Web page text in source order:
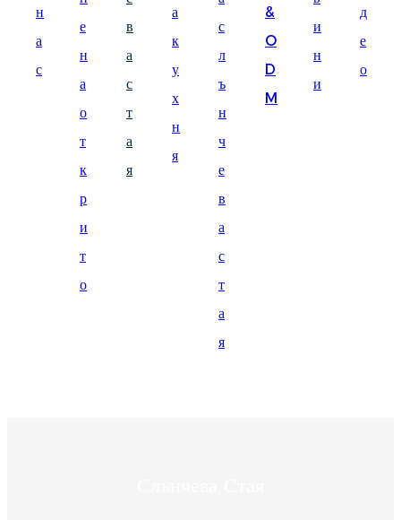
Suomi
lietuvių
н
а
с
е
н
а
о
т
к
р
и
т
о
в
а
с
т
а
я
а
к
у
х
н
я
с
л
ъ
н
ч
е
в
а
с
т
а
я
&
O
D
M
и
н
и
д
е
о